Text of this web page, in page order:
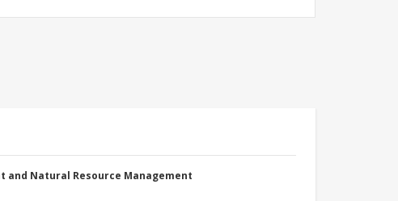
and Natural Resource Management